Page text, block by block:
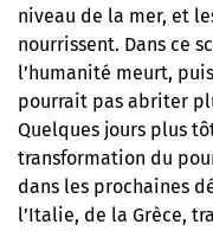
niveau de la mer, et
nourrissent. Dans ce
l’humanité meurt,
pourrait pas abriter
Quelques jours plus
transformation du
dans les prochaines
l’Italie, de la Grèce,